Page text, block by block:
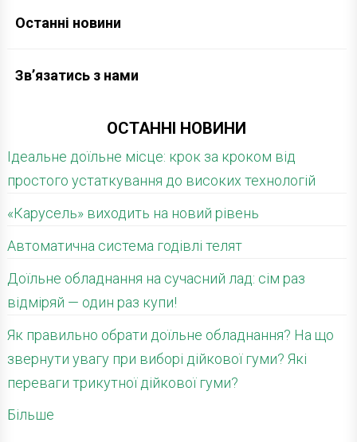
Останні новини
Зв’язатись з нами
ОСТАННІ НОВИНИ
Ідеальне доїльне місце: крок за кроком від
простого устаткування до високих технологій
«Карусель» виходить на новий рівень
Автоматична система годівлі телят
Доїльне обладнання на сучасний лад: сім раз
відміряй — один раз купи!
Як правильно обрати доїльне обладнання? На що
звернути увагу при виборі дійкової гуми? Які
переваги трикутної дійкової гуми?
Більше